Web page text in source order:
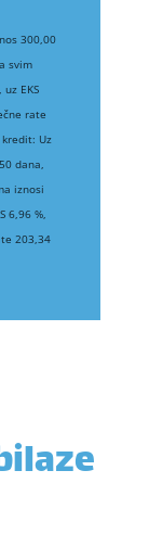
300,00
svim
EKS
rate
kredit: Uz
dana,
iznosi
6,96 %,
203,34